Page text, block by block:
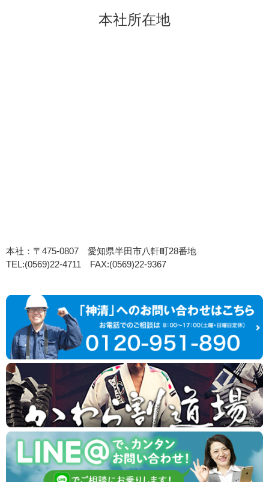
本社所在地
本社：〒475-0807 愛知県半田市八軒町28番地
TEL:(0569)22-4711 FAX:(0569)22-9367